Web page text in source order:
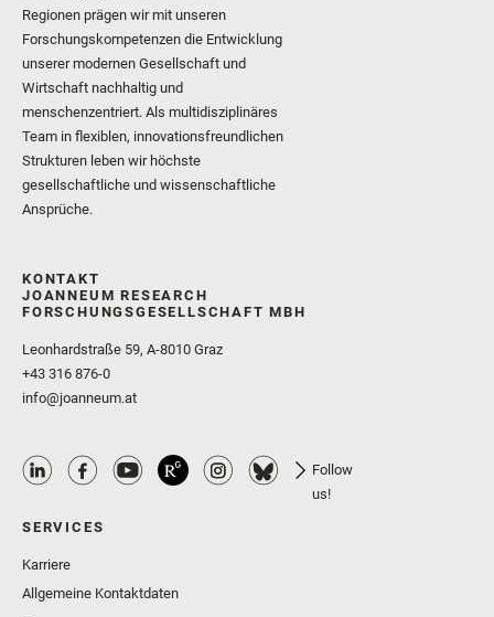
Regionen prägen wir mit unseren
Forschungskompetenzen die Entwicklung
unserer modernen Gesellschaft und
Wirtschaft nachhaltig und
menschenzentriert. Als multidisziplinäres
Team in flexiblen, innovationsfreundlichen
Strukturen leben wir höchste
gesellschaftliche und wissenschaftliche
Ansprüche.
KONTAKT
JOANNEUM RESEARCH
FORSCHUNGSGESELLSCHAFT MBH
Leonhardstraße 59, A-8010 Graz
+43 316 876-0
info@joanneum.at
Follow
us!
SERVICES
Karriere
Allgemeine Kontaktdaten